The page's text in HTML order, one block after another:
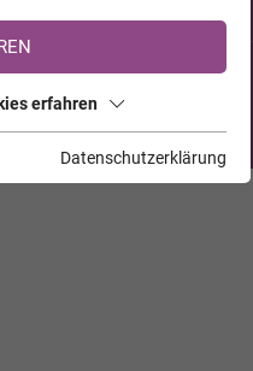
registriert?
<<
erfahren
Datenschutzerklärung